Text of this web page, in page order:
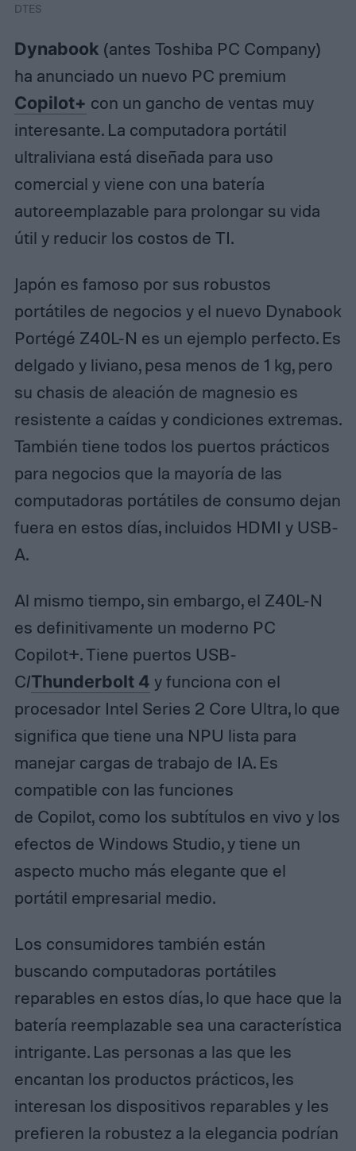
DTES
Dynabook (antes Toshiba PC Company)
ha anunciado un nuevo PC premium
Copilot+ con un gancho de ventas muy
interesante. La computadora portátil
ultraliviana está diseñada para uso
comercial y viene con una batería
autoreemplazable para prolongar su vida
útil y reducir los costos de TI.
Japón es famoso por sus robustos
portátiles de negocios y el nuevo Dynabook
Portégé Z40L-N es un ejemplo perfecto. Es
delgado y liviano, pesa menos de 1 kg, pero
su chasis de aleación de magnesio es
resistente a caídas y condiciones extremas.
También tiene todos los puertos prácticos
para negocios que la mayoría de las
computadoras portátiles de consumo dejan
fuera en estos días, incluidos HDMI y USB-
A.
Al mismo tiempo, sin embargo, el Z40L-N
es definitivamente un moderno PC
Copilot+. Tiene puertos USB-
C/Thunderbolt 4 y funciona con el
procesador Intel Series 2 Core Ultra, lo que
significa que tiene una NPU lista para
manejar cargas de trabajo de IA. Es
compatible con las funciones
de Copilot, como los subtítulos en vivo y los
efectos de Windows Studio, y tiene un
aspecto mucho más elegante que el
portátil empresarial medio.
Los consumidores también están
buscando computadoras portátiles
reparables en estos días, lo que hace que la
batería reemplazable sea una característica
intrigante. Las personas a las que les
encantan los productos prácticos, les
interesan los dispositivos reparables y les
prefieren la robustez a la elegancia podrían